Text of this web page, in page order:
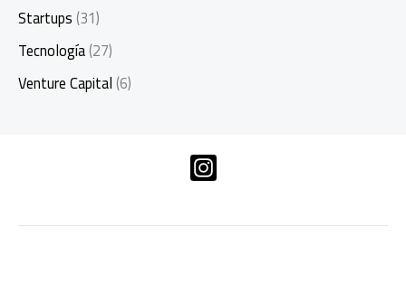
Startups(31)
Tecnología(27)
Venture Capital(6)